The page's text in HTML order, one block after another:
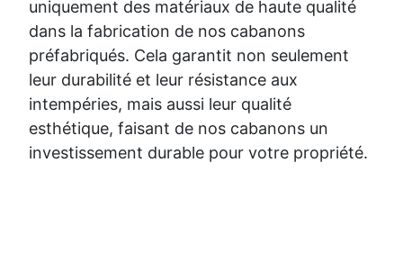
uniquement des matériaux de haute qualité
dans la fabrication de nos cabanons
préfabriqués. Cela garantit non seulement
leur durabilité et leur résistance aux
intempéries, mais aussi leur qualité
esthétique, faisant de nos cabanons un
investissement durable pour votre propriété.